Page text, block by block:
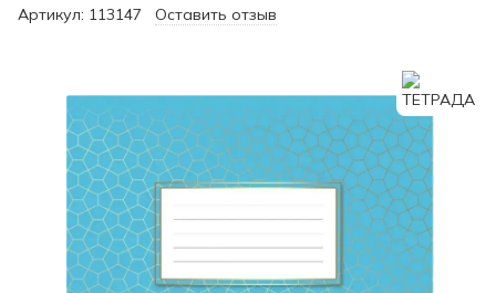
Артикул: 113147 Оставить отзыв